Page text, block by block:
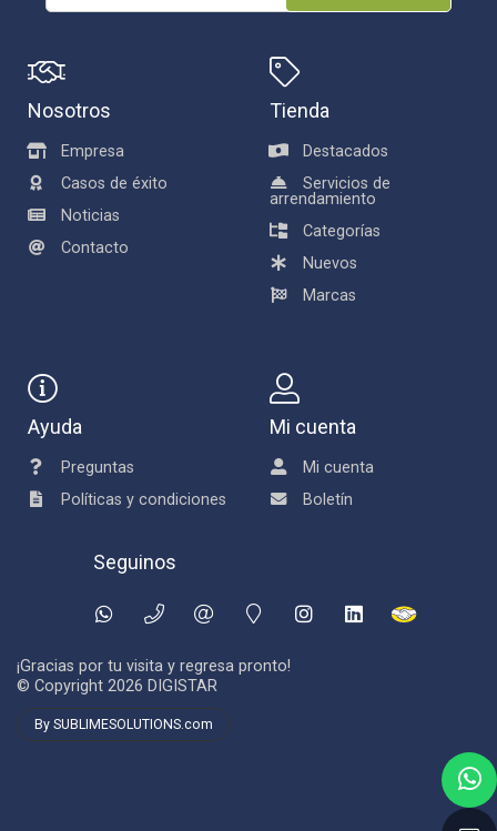
Nosotros
Empresa
Casos de éxito
Noticias
Contacto
Tienda
Destacados
Servicios de
arrendamiento
Categorías
Nuevos
Marcas
Ayuda
Preguntas
Políticas y condiciones
Mi cuenta
Mi cuenta
Boletín
Seguinos
¡Gracias por tu visita y regresa pronto!
© Copyright 2026 DIGISTAR
By SUBLIMESOLUTIONS.com